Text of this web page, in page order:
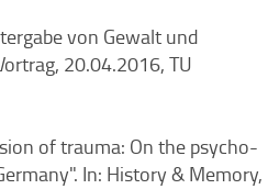
von Gewalt und
20.04.2016, TU
of trauma: On the psycho-
In: History & Memory,